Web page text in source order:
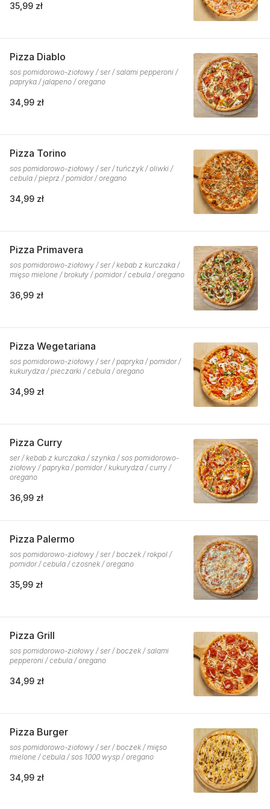
35,99 zł
Pizza Diablo
sos pomidorowo-ziołowy / ser / salami pepperoni /
papryka / jalapeno / oregano
34,99 zł
Pizza Torino
sos pomidorowo-ziołowy / ser / tuńczyk / oliwki /
cebula / pieprz / pomidor / oregano
34,99 zł
Pizza Primavera
sos pomidorowo-ziołowy / ser / kebab z kurczaka /
mięso mielone / brokuły / pomidor / cebula / oregano
36,99 zł
Pizza Wegetariana
sos pomidorowo-ziołowy / ser / papryka / pomidor /
kukurydza / pieczarki / cebula / oregano
34,99 zł
Pizza Curry
ser / kebab z kurczaka / szynka / sos pomidorowo-
ziołowy / papryka / pomidor / kukurydza / curry /
oregano
36,99 zł
Pizza Palermo
sos pomidorowo-ziołowy / ser / boczek / rokpol /
pomidor / cebula / czosnek / oregano
35,99 zł
Pizza Grill
sos pomidorowo-ziołowy / ser / boczek / salami
pepperoni / cebula / oregano
34,99 zł
Pizza Burger
sos pomidorowo-ziołowy / ser / boczek / mięso
mielone / cebula / sos 1000 wysp / oregano
34,99 zł